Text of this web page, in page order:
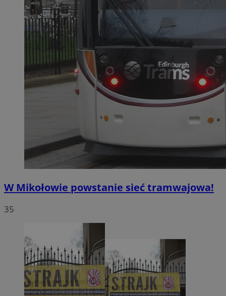
W Mikołowie powstanie sieć tramwajowa!
35